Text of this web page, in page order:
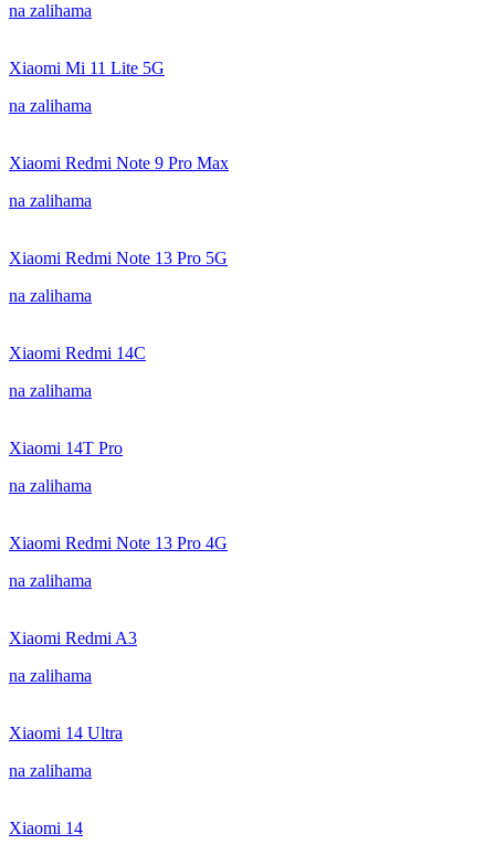
na zalihama
Xiaomi Mi 11 Lite 5G
na zalihama
Xiaomi Redmi Note 9 Pro Max
na zalihama
Xiaomi Redmi Note 13 Pro 5G
na zalihama
Xiaomi Redmi 14C
na zalihama
Xiaomi 14T Pro
na zalihama
Xiaomi Redmi Note 13 Pro 4G
na zalihama
Xiaomi Redmi A3
na zalihama
Xiaomi 14 Ultra
na zalihama
Xiaomi 14